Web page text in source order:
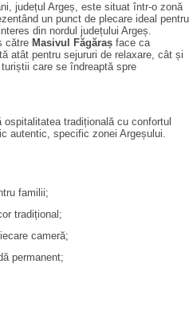
județul Argeș, este situat într-o zonă
un punct de plecare ideal pentru
din nordul județului Argeș.
către Masivul Făgăraș face ca
atât pentru sejururi de relaxare, cât și
care se îndreaptă spre
ospitalitatea tradițională cu confortul
autentic, specific zonei Argeșului.
familii;
tradițional;
cameră;
permanent;